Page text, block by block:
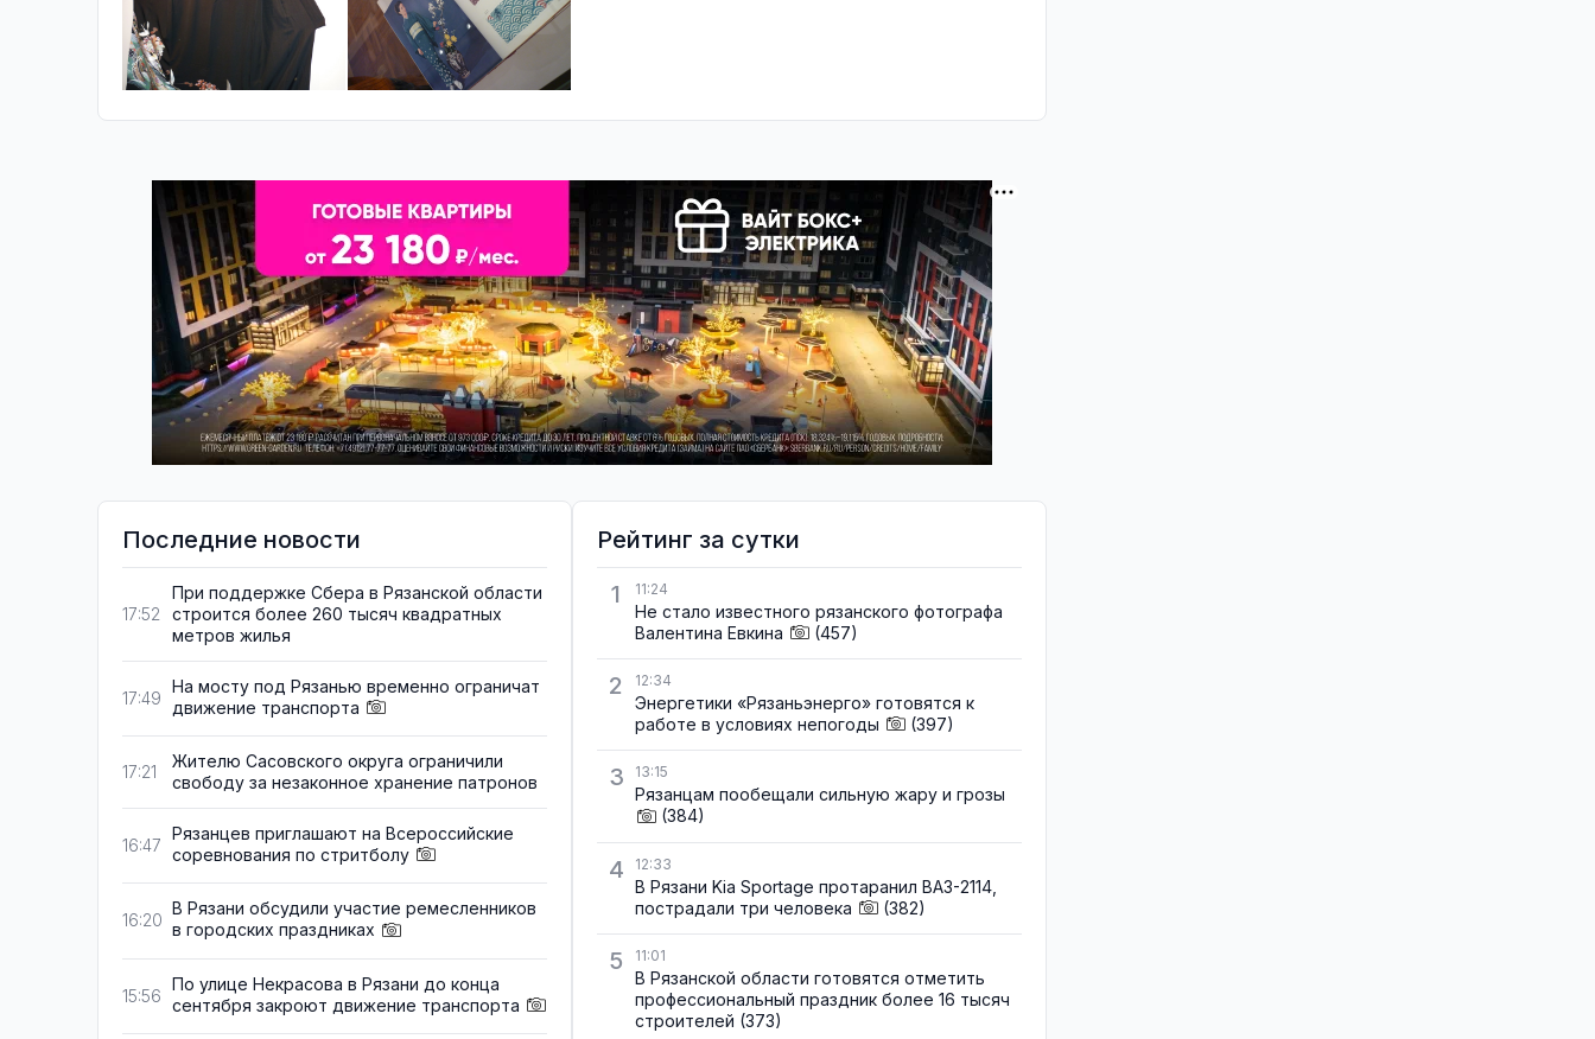
Последние новости
17:52
При поддержке Сбера в Рязанской области
строится более 260 тысяч квадратных
метров жилья
17:49
На мосту под Рязанью временно ограничат
движение транспорта
17:21
Жителю Сасовского округа ограничили
свободу за незаконное хранение патронов
16:47
Рязанцев приглашают на Всероссийские
соревнования по стритболу
16:20
В Рязани обсудили участие ремесленников
в городских праздниках
15:56
По улице Некрасова в Рязани до конца
сентября закроют движение транспорта
Рейтинг за сутки
1
11:24
Не стало известного рязанского фотографа
Валентина Евкина
(457)
2 12:34
Энергетики «Рязаньэнерго» готовятся к
работе в условиях непогоды
(397)
3 13:15
Рязанцам пообещали сильную жару и грозы
(384)
4 12:33
В Рязани Kia Sportage протаранил ВАЗ-2114,
пострадали три человека
(382)
5 11:01
В Рязанской области готовятся отметить
профессиональный праздник более 16 тысяч
строителей (373)